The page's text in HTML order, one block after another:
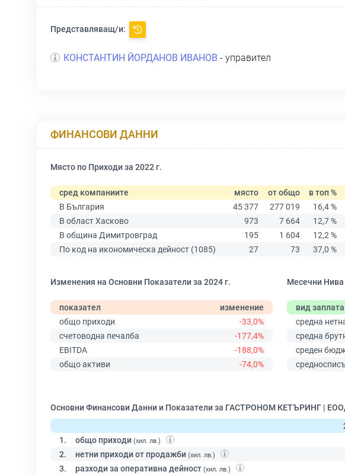
Представляващ/и:
КОНСТАНТИН ЙОРДАНОВ ИВАНОВ - управител
ФИНАНСОВИ ДАННИ
Място по Приходи за 2022 г.
сред компаниите място от общо в топ %
В България
45 377 277 019 16,4 %
В област Хасково
973 7 664 12,7 %
В община Димитровград
195 1 604 12,2 %
По код на икономическа дейност (1085)
27 73 37,0 %
Изменения на Основни Показатели за 2024 г.
показател
изменение
общо приходи
-33,0%
счетоводна печалба
-177,4%
EBITDA
-188,0%
общо активи
-74,0%
Месечни Нива
вид
средна
средна
среден
Основни Финансови Данни и Показатели за ГАСТРОНОМ КЕТЪРИНГ |
1.
общо приходи (хил. лв.)
2. нетни приходи от продажби (хил. лв.)
3. разходи за оперативна дейност (хил. лв.)